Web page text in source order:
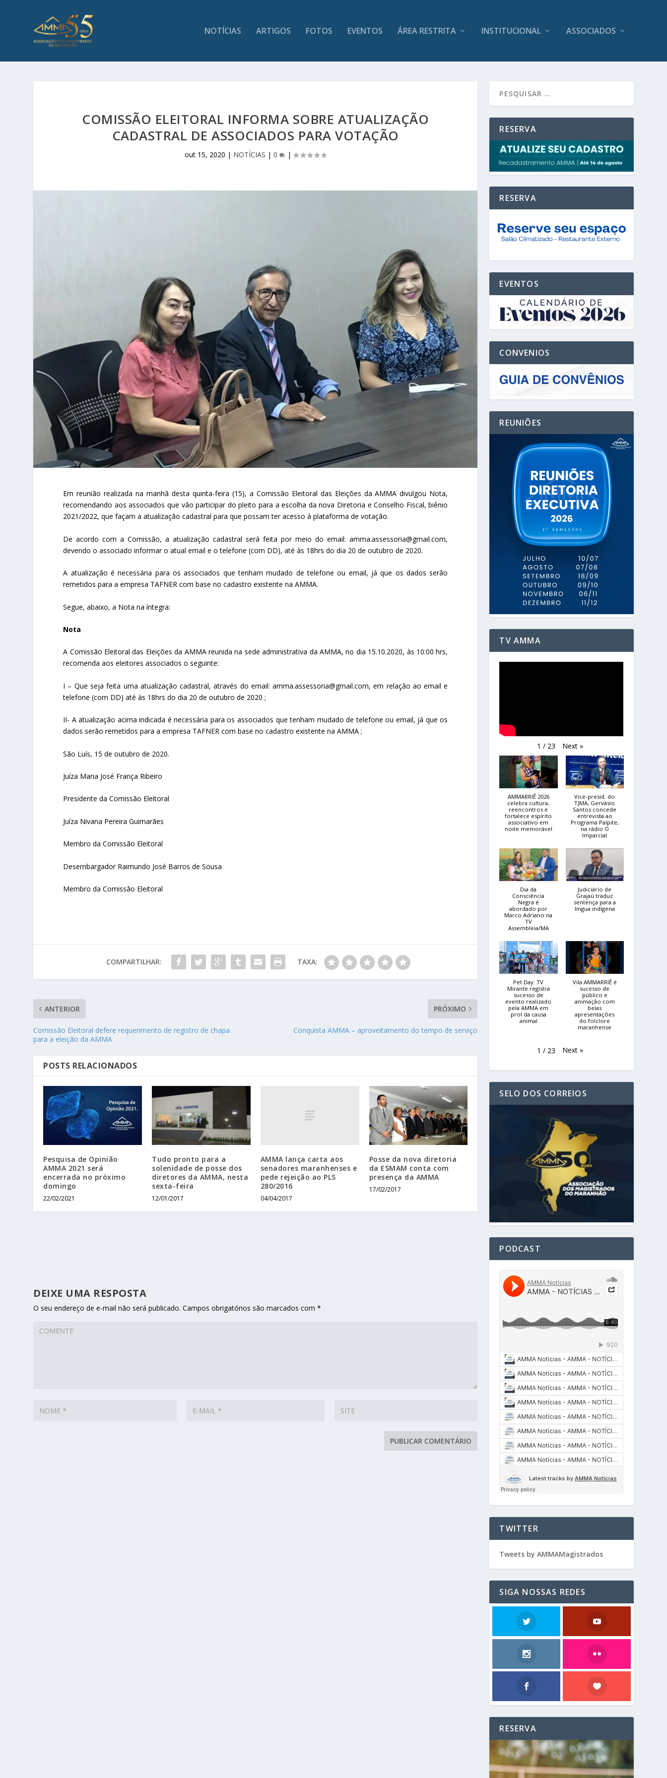
NOTÍCIAS ARTIGOS FOTOS EVENTOS ÁREA RESTRITA INSTITUCIONAL ASSOCIADOS
COMISSÃO ELEITORAL INFORMA SOBRE ATUALIZAÇÃO
CADASTRAL DE ASSOCIADOS PARA VOTAÇÃO
out 15, 2020 | NOTÍCIAS |0 |
Em reunião realizada na manhã desta quinta-feira (15), a Comissão Eleitoral das Eleições da AMMA divulgou Nota,
recomendando aos associados que vão participar do pleito para a escolha da nova Diretoria e Conselho Fiscal, biênio
2021/2022, que façam a atualização cadastral para que possam ter acesso à plataforma de votação.
De acordo com a Comissão, a atualização cadastral será feita por meio do email: amma.assessoria@gmail.com,
devendo o associado informar o atual email e o telefone (com DD), até às 18hrs do dia 20 de outubro de 2020.
A atualização é necessária para os associados que tenham mudado de telefone ou email, já que os dados serão
remetidos para a empresa TAFNER com base no cadastro existente na AMMA.
Segue, abaixo, a Nota na íntegra:
Nota
A Comissão Eleitoral das Eleições da AMMA reunida na sede administrativa da AMMA, no dia 15.10.2020, às 10:00 hrs,
recomenda aos eleitores associados o seguinte:
I – Que seja feita uma atualização cadastral, através do email: amma.assessoria@gmail.com, em relação ao email e
telefone (com DD) até às 18hrs do dia 20 de outubro de 2020 ;
II- A atualização acima indicada é necessária para os associados que tenham mudado de telefone ou email, já que os
dados serão remetidos para a empresa TAFNER com base no cadastro existente na AMMA ;
São Luís, 15 de outubro de 2020.
Juíza Maria José França Ribeiro
Presidente da Comissão Eleitoral
Juíza Nivana Pereira Guimarães
Membro da Comissão Eleitoral
Desembargador Raimundo José Barros de Sousa
Membro da Comissão Eleitoral
COMPARTILHAR: TAXA:
ANTERIOR
Comissão Eleitoral defere requerimento de registro de chapa
para a eleição da AMMA
PRÓXIMO
Conquista AMMA – aproveitamento do tempo de serviço
POSTS RELACIONADOS
Pesquisa de Opinião
AMMA 2021 será
encerrada no próximo
domingo
22/02/2021
Tudo pronto para a
solenidade de posse dos
diretores da AMMA, nesta
sexta-feira
12/01/2017
AMMA lança carta aos
senadores maranhenses e
pede rejeição ao PLS
280/2016
04/04/2017
Posse da nova diretoria
da ESMAM conta com
presença da AMMA
17/02/2017
DEIXE UMA RESPOSTA
O seu endereço de e-mail não será publicado. Campos obrigatórios são marcados com*
RESERVA
RESERVA
EVENTOS
CONVENIOS
REUNIÕES
TV AMMA
1 / 23 Next »
AMMARRIÊ 2026
celebra cultura,
reencontros e
fortalece espírito
associativo em
noite memorável
Vice-presid. do
TJMA, Gervásio
Santos concede
entrevista ao
Programa Palpite,
na rádio O
Imparcial
Dia da
Consciência
Negra é
abordado por
Marco Adriano na
TV
Assembleia/MA
Judiciário de
Grajaú traduz
sentença para a
língua indígena
Pet Day: TV
Mirante registra
sucesso de
evento realizado
pela AMMA em
prol da causa
animal
Vila AMMARRIÊ é
sucesso de
público e
animação com
belas
apresentações
do folclore
maranhense
1 / 23 Next »
SELO DOS CORREIOS
PODCAST
TWITTER
Tweets by AMMAMagistrados
SIGA NOSSAS REDES
RESERVA